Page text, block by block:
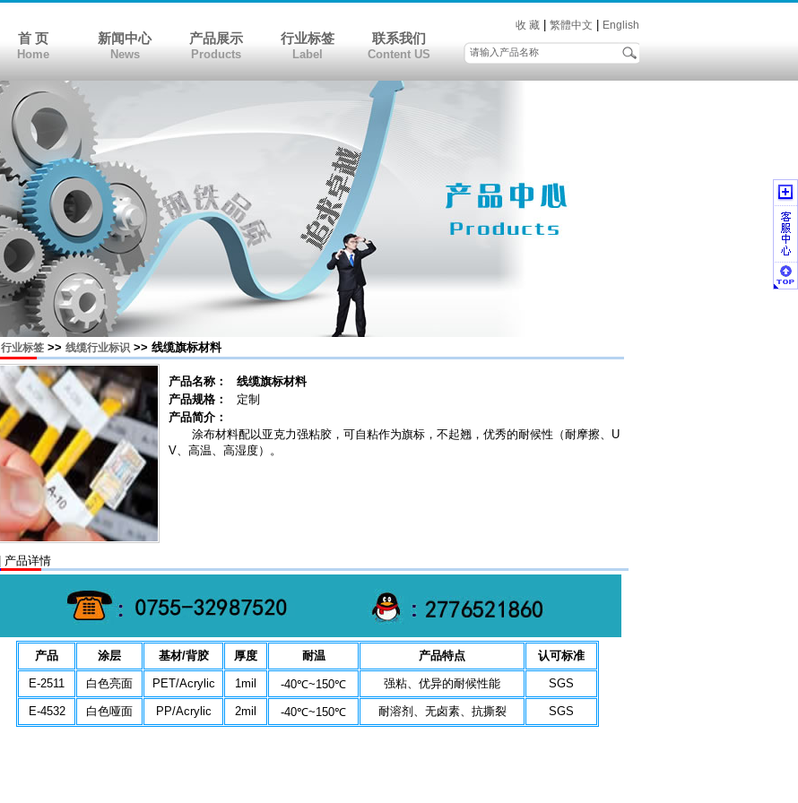
首 页
Home
新闻中心
News
产品展示
Products
行业标签
Label
联系我们
Content US
收 藏 繁體中文 English
行业标签 >> 线缆行业标识 >> 线缆旗标材料
产品名称：
线缆旗标材料
产品规格：
定制
产品简介：
涂布材料配以亚克力强粘胶，可自粘作为旗标，不起翘，优秀的耐候性（耐摩擦、U
V、高温、高湿度）。
| 产品详情
产品 涂层 基材/背胶 厚度 耐温 产品特点 认可标准
E-2511 白色亮面 PET/Acrylic 1mil -40℃~150℃ 强粘、优异的耐候性能 SGS
E-4532 白色哑面 PP/Acrylic 2mil -40℃~150℃ 耐溶剂、无卤素、抗撕裂 SGS